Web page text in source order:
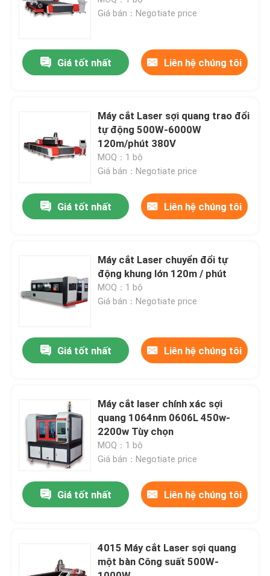
Video
Chương trình VR
Tham quan nhà máy
Kiểm soát chất lượng
Liên hệ chúng tôi
Laser sợi xanh
Giá bán：Negotiate price
Giá tốt nhất Liên hệ chúng tôi
Máy cắt Laser sợi quang trao đổi
tự động 500W-6000W
120m/phút 380V
MOQ：1 bộ
Giá bán：Negotiate price
Giá tốt nhất Liên hệ chúng tôi
Máy cắt Laser chuyển đổi tự
động khung lớn 120m / phút
MOQ：1 bộ
Giá bán：Negotiate price
Giá tốt nhất Liên hệ chúng tôi
Máy cắt laser chính xác sợi
quang 1064nm 0606L 450w-
2200w Tùy chọn
MOQ：1 bộ
Giá bán：Negotiate price
Giá tốt nhất Liên hệ chúng tôi
4015 Máy cắt Laser sợi quang
một bàn Công suất 500W-